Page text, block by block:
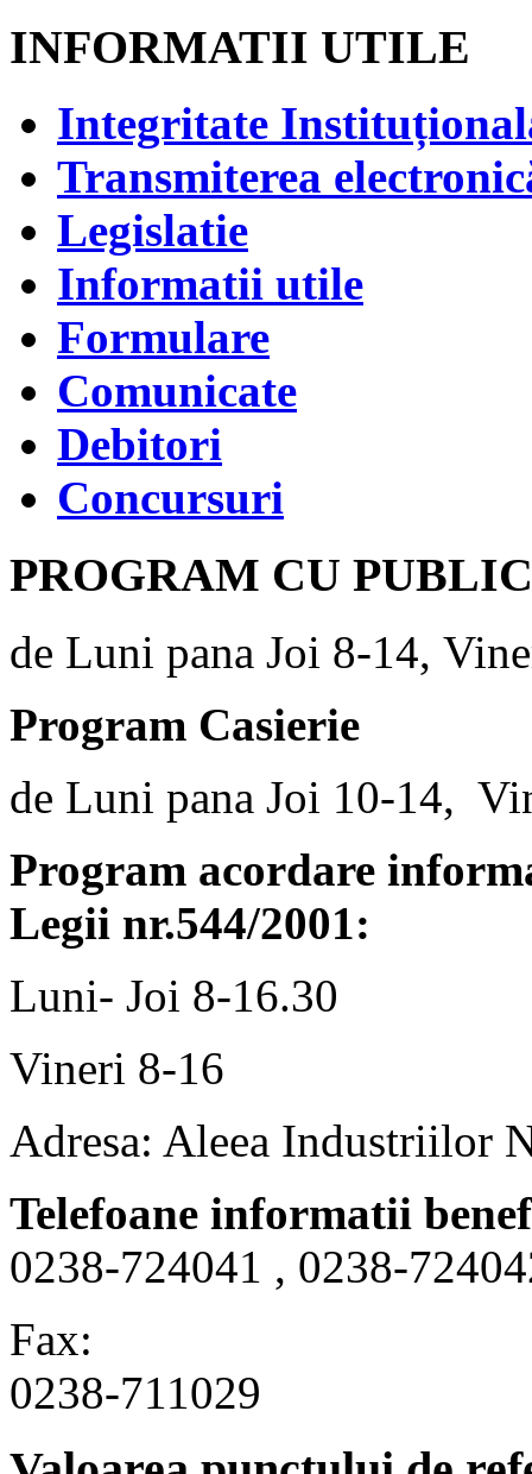
INFORMATII UTILE
Integritate
Transmiterea
Legislatie
Informatii utile
Formulare
Comunicate
Debitori
Concursuri
PROGRAM CU
de Luni pana Joi 8-14,
Program Casierie
de Luni pana Joi 10-14,
Program acordare
Legii nr.544/2001:
Luni- Joi 8-16.30
Vineri 8-16
Adresa: Aleea Industriilor
Telefoane informatii
0238-724041 , 0238-
Fax:
0238-711029